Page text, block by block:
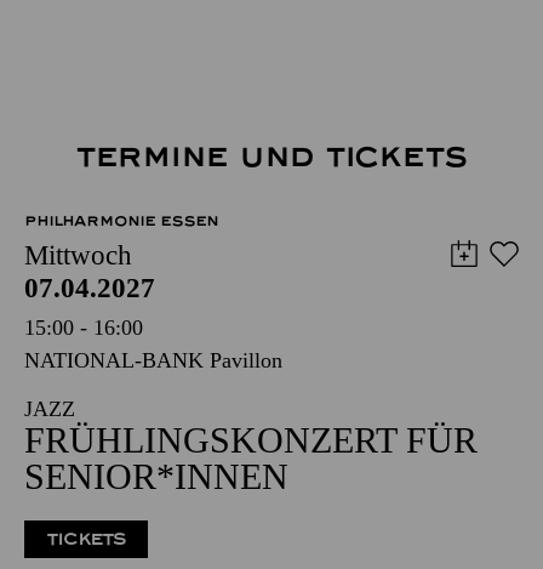
TERMINE UND TICKETS
PHILHARMONIE ESSEN
Mittwoch
07.04.2027
15:00 - 16:00
NATIONAL-BANK Pavillon
JAZZ
FRÜHLINGS­KONZERT FÜR
SENIOR*INNEN
TICKETS